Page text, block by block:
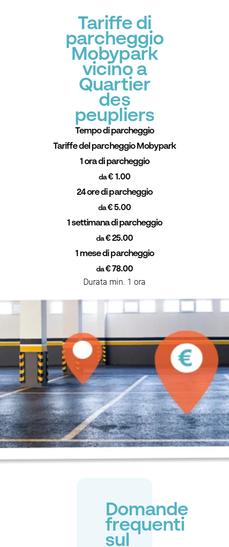
Tariffe di
parcheggio
Mobypark
vicino a
Quartier
des
peupliers
Tempo di parcheggio
Tariffe del parcheggio Mobypark
1 ora di parcheggio
da€ 1.00
24 ore di parcheggio
da€ 5.00
1 settimana di parcheggio
da€ 25.00
1 mese di parcheggio
da€ 78.00
Durata min. 1 ora
Domande
frequenti
sul